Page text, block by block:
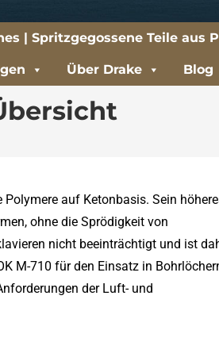
| Spritzgegossene Teile aus
Über Drake Blog
auf Ketonbasis. Sein
ohne die Sprödigkeit von
nicht beeinträchtigt und ist
M-710 für den Einsatz in
der Luft- und